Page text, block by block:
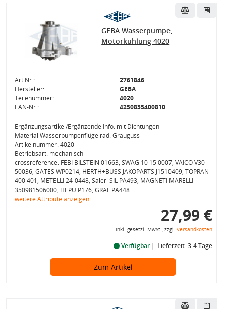
GEBA Wasserpumpe,
Motorkühlung 4020
Art.Nr.:
2761846
Hersteller:
GEBA
Teilenummer:
4020
EAN-Nr.:
4250835400810
Ergänzungsartikel/Ergänzende Info: mit Dichtungen
Material Wasserpumpenflügelrad: Grauguss
Artikelnummer: 4020
Betriebsart: mechanisch
crossreference: FEBI BILSTEIN 01663, SWAG 10 15 0007, VAICO V30-
50036, GATES WP0214, HERTH+BUSS JAKOPARTS J1510409, TOPRAN
400 401, METELLI 24-0448, Saleri SIL PA493, MAGNETI MARELLI
350981506000, HEPU P176, GRAF PA448
weitere Attribute anzeigen
27,99 €
inkl. gesetzl. MwSt., zzgl. Versandkosten
Verfügbar Lieferzeit: 3-4 Tage
Zum Artikel